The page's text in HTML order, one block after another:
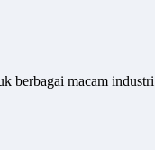
berbagai macam industri